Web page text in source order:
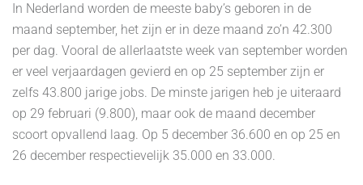
In Nederland worden de meeste baby’s geboren in de
maand september, het zijn er in deze maand zo’n 42.300
per dag. Vooral de allerlaatste week van september worden
er veel verjaardagen gevierd en op 25 september zijn er
zelfs 43.800 jarige jobs. De minste jarigen heb je uiteraard
op 29 februari (9.800), maar ook de maand december
scoort opvallend laag. Op 5 december 36.600 en op 25 en
26 december respectievelijk 35.000 en 33.000.